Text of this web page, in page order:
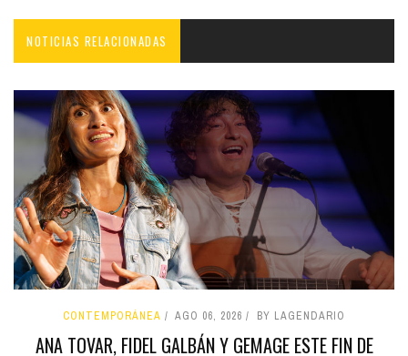
NOTICIAS RELACIONADAS
CONTEMPORÁNEA AGO 06, 2026 BY LAGENDARIO
ANA TOVAR, FIDEL GALBÁN Y GEMAGE ESTE FIN DE